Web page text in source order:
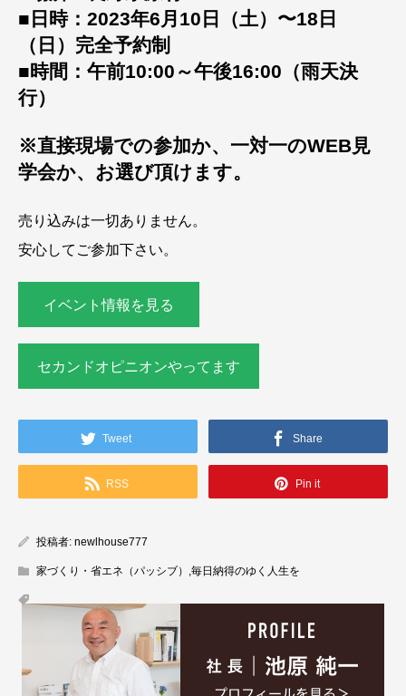
■日時：2023年6月10日（土）〜18日
（日）完全予約制
■時間：午前10:00～午後16:00（雨天決
行）
※直接現場での参加か、一対一のWEB見
学会か、お選び頂けます。
売り込みは一切ありません。
安心してご参加下さい。
イベント情報を見る
セカンドオピニオンやってます
Tweet Share
RSS Pin it
投稿者: newlhouse777
家づくり・省エネ（パッシブ） ,毎日納得のゆく人生を